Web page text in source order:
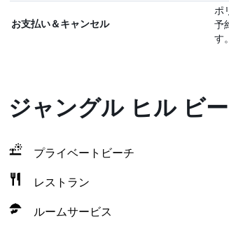
お支払い＆キャンセル
ポ
予
す。
ジャングル ヒル ビ
プライベートビーチ
レストラン
ルームサービス